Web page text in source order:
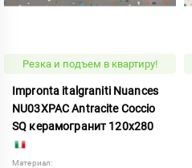
Резка и подъем в квартиру!
Impronta italgraniti Nuances
NU03XPAC Antracite Coccio
SQ керамогранит 120x280
Материал: